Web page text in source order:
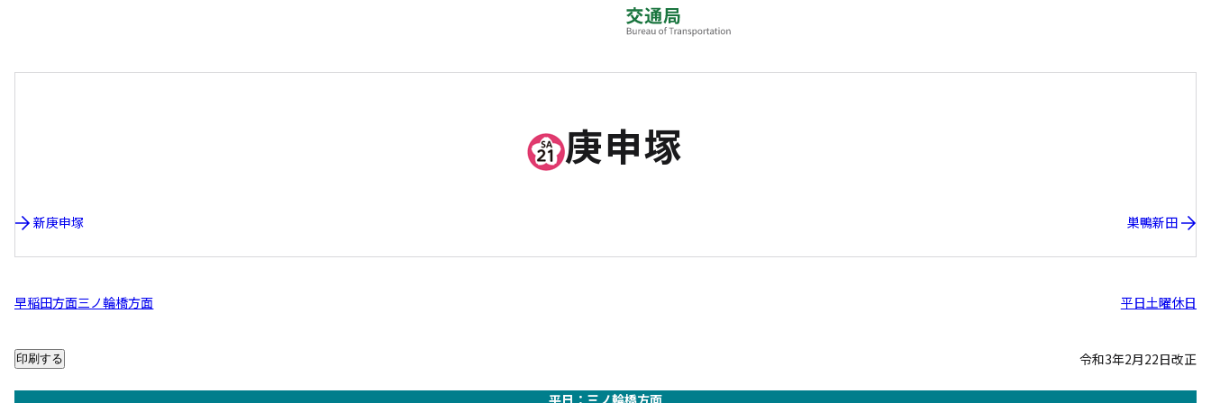
庚申塚
新庚申塚 巣鴨新田
早稲田方面三ノ輪橋方面 平日土曜休日
印刷する 令和3年2月22日改正
平日：三ノ輪橋方面